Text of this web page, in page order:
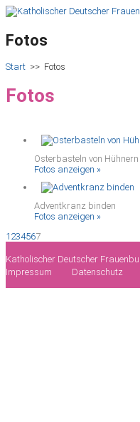
Fotos
Start >> Fotos
Fotos
Osterbasteln von Hühnern
Fotos anzeigen »
Adventkranz binden
Fotos anzeigen »
1 234567
Katholischer Deutscher
Impressum
Datenschutz